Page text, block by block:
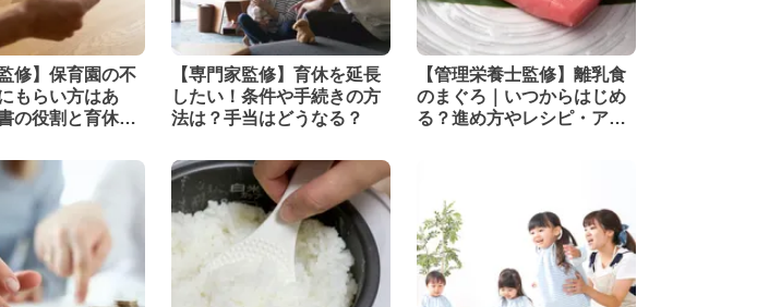
修】保育園の不
もらい方はあ
の役割と育休延
【専門家監修】育休を延長
したい！条件や手続きの方
法は？手当はどうなる？
【管理栄養士監修】離乳食
のまぐろ｜いつからはじめ
る？進め方やレシピ・アレ